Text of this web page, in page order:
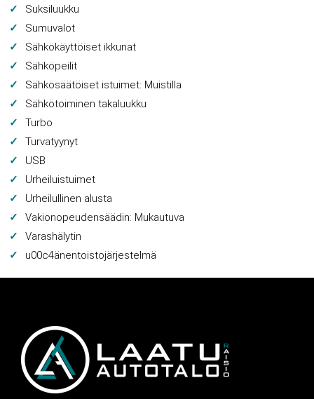
Suksiluukku
Sumuvalot
Sähkökäyttöiset ikkunat
Sähköpeilit
Sähkösäätöiset istuimet: Muistilla
Sähkötoiminen takaluukku
Turbo
Turvatyynyt
USB
Urheiluistuimet
Urheilullinen alusta
Vakionopeudensäädin: Mukautuva
Varashälytin
u00c4änentoistojärjestelmä